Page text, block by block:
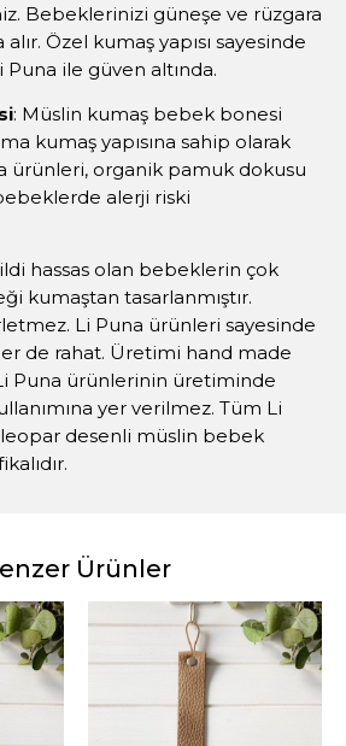
Bebeklerinizi güneşe ve rüzgara
Özel kumaş yapısı sayesinde
ile güven altında.
: Müslin kumaş bebek bonesi
kumaş yapısına sahip olarak
ürünleri, organik pamuk dokusu
alerji riski
hassas olan bebeklerin çok
kumaştan tasarlanmıştır.
Li Puna ürünleri sayesinde
de rahat. Üretimi hand made
Puna ürünlerinin üretiminde
yer verilmez. Tüm Li
desenli müslin bebek
Ürünler